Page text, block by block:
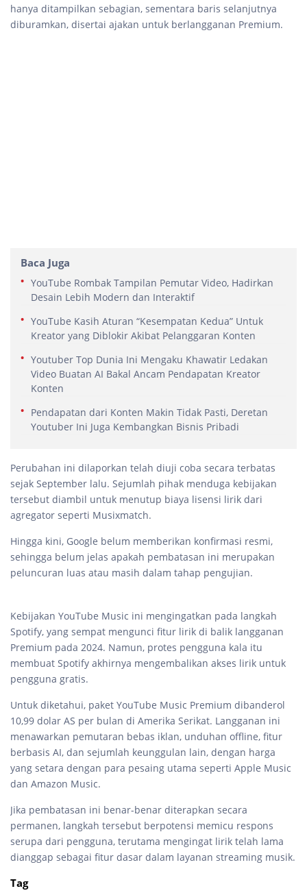
hanya ditampilkan sebagian, sementara baris selanjutnya
diburamkan, disertai ajakan untuk berlangganan Premium.
Baca Juga
YouTube Rombak Tampilan Pemutar Video, Hadirkan
Desain Lebih Modern dan Interaktif
YouTube Kasih Aturan “Kesempatan Kedua” Untuk
Kreator yang Diblokir Akibat Pelanggaran Konten
Youtuber Top Dunia Ini Mengaku Khawatir Ledakan
Video Buatan AI Bakal Ancam Pendapatan Kreator
Konten
Pendapatan dari Konten Makin Tidak Pasti, Deretan
Youtuber Ini Juga Kembangkan Bisnis Pribadi
Perubahan ini dilaporkan telah diuji coba secara terbatas
sejak September lalu. Sejumlah pihak menduga kebijakan
tersebut diambil untuk menutup biaya lisensi lirik dari
agregator seperti Musixmatch.
Hingga kini, Google belum memberikan konfirmasi resmi,
sehingga belum jelas apakah pembatasan ini merupakan
peluncuran luas atau masih dalam tahap pengujian.
Kebijakan YouTube Music ini mengingatkan pada langkah
Spotify, yang sempat mengunci fitur lirik di balik langganan
Premium pada 2024. Namun, protes pengguna kala itu
membuat Spotify akhirnya mengembalikan akses lirik untuk
pengguna gratis.
Untuk diketahui, paket YouTube Music Premium dibanderol
10,99 dolar AS per bulan di Amerika Serikat. Langganan ini
menawarkan pemutaran bebas iklan, unduhan offline, fitur
berbasis AI, dan sejumlah keunggulan lain, dengan harga
yang setara dengan para pesaing utama seperti Apple Music
dan Amazon Music.
Jika pembatasan ini benar-benar diterapkan secara
permanen, langkah tersebut berpotensi memicu respons
serupa dari pengguna, terutama mengingat lirik telah lama
dianggap sebagai fitur dasar dalam layanan streaming musik.
Tag